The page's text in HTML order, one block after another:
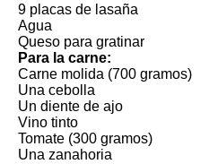
9 placas de lasaña
Agua
Queso para gratinar
Para la carne:
Carne molida (700 gramos)
Una cebolla
Un diente de ajo
Vino tinto
Tomate (300 gramos)
Una zanahoria